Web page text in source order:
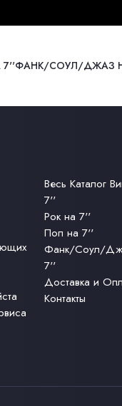
7''ФАНК/СОУЛ/ДЖАЗ
Весь Каталог
7''
Рок на 7''
Поп на 7''
Фанк/Соул/
7''
Доставка и
Контакты